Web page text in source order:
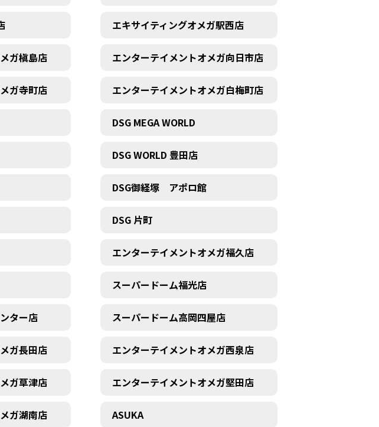
エキサイティングオメガ駅西店
ガ槇島店 エンターテイメントオメガ向日市店
ガ寺町店 エンターテイメントオメガ白梅町店
DSG MEGA WORLD
DSG WORLD 豊田店
DSG御経塚 アポロ館
DSG 片町
エンターテイメントオメガ福久店
スーパードーム福光店
ター店 スーパードーム高岡四屋店
ガ長田店 エンターテイメントオメガ西泉店
ガ草津店 エンターテイメントオメガ堅田店
ガ湖南店 ASUKA